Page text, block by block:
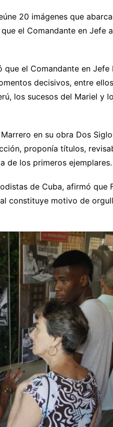
20 imágenes que
el Comandante en Jefe
el Comandante en Jefe
decisivos, entre
los sucesos del Mariel y
en su obra Dos
proponía títulos,
de los primeros ejemplares.
de Cuba, afirmó que
constituye motivo de